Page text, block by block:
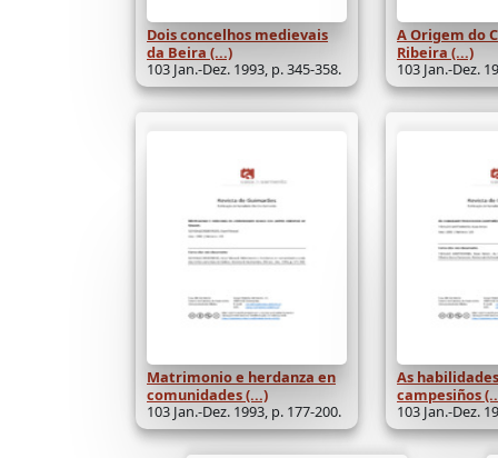
Dois concelhos medievais
da Beira (...)
103 Jan.-Dez. 1993, p. 345-358.
A Origem do
Ribeira (...)
103 Jan.-Dez.
Matrimonio e herdanza en
comunidades (...)
103 Jan.-Dez. 1993, p. 177-200.
As
campesiños
103 Jan.-Dez.